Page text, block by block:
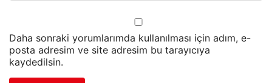
Daha sonraki yorumlarımda kullanılması için adım, e-
posta adresim ve site adresim bu tarayıcıya
kaydedilsin.